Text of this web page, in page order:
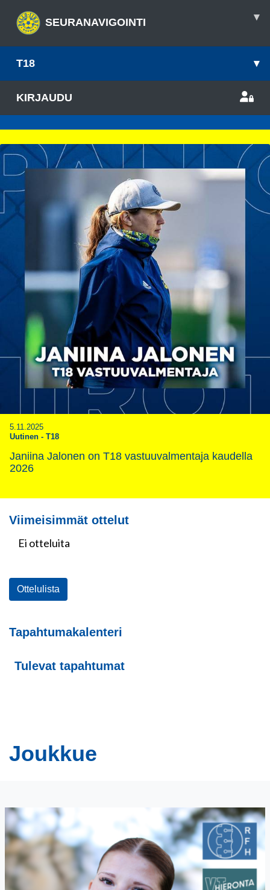
SEURANAVIGOINTI ▾
T18 ▾
KIRJAUDU
5.11.2025
Uutinen - T18
Janiina Jalonen on T18 vastuuvalmentaja kaudella
2026
Viimeisimmät ottelut
Ei otteluita
Ottelulista
Tapahtumakalenteri
Tulevat tapahtumat
Joukkue